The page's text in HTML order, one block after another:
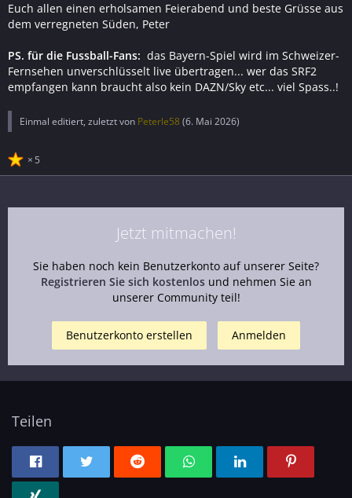
Euch allen einen erholsamen Feierabend und beste Grüsse aus
dem verregneten Süden, Peter
PS. für die Fussball-Fans: das Bayern-Spiel wird im Schweizer-
Fernsehen unverschlüsselt live übertragen... wer das SRF2
empfangen kann braucht also kein DAZN/Sky etc... viel Spass..!
Einmal editiert, zuletzt von Peterle58 (6. Mai 2026)
5
Jetzt mitmachen!
Sie haben noch kein Benutzerkonto auf unserer Seite?
Registrieren Sie sich kostenlosund nehmen Sie an
unserer Community teil!
Benutzerkonto erstellen Anmelden
Teilen